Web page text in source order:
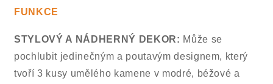
FUNKCE
STYLOVÝ A NÁDHERNÝ DEKOR: Může se
pochlubit jedinečným a poutavým designem, který
tvoří 3 kusy umělého kamene v modré, béžové a